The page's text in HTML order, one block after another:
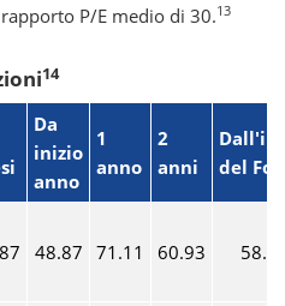
rapporto P/E medio di 30.13
14
Da
inizio
anno
1
anno
2
anni
del
48.87 71.11 60.93